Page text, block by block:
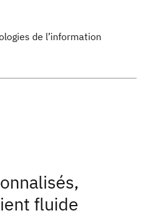
de l’information
fluide